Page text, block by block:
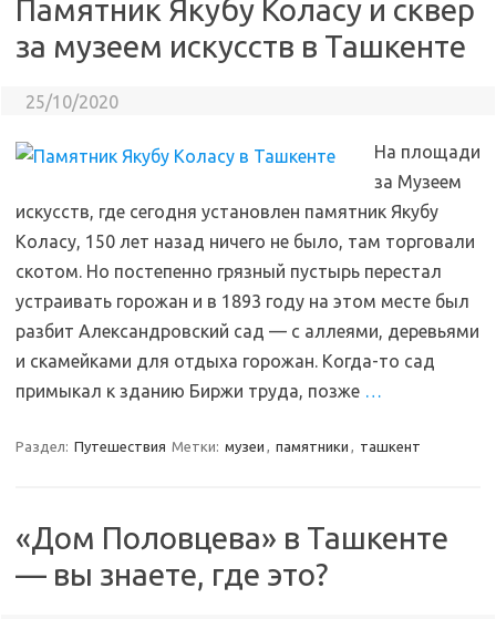
Памятник Якубу Коласу и сквер
за музеем искусств в Ташкенте
25/10/2020
На площади
за Музеем
искусств, где сегодня установлен памятник Якубу
Коласу, 150 лет назад ничего не было, там торговали
скотом. Но постепенно грязный пустырь перестал
устраивать горожан и в 1893 году на этом месте был
разбит Александровский сад — с аллеями, деревьями
и скамейками для отдыха горожан. Когда-то сад
примыкал к зданию Биржи труда, позже …
Раздел: Путешествия Метки: музеи , памятники , ташкент
«Дом Половцева» в Ташкенте
— вы знаете, где это?